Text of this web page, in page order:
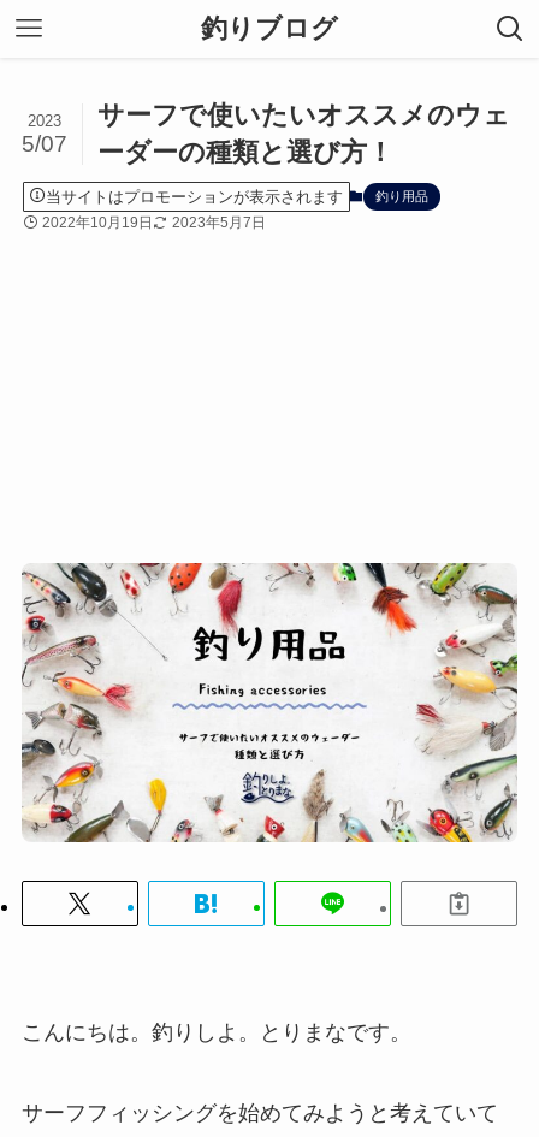
釣りブログ
サーフで使いたいオススメのウェ
ーダーの種類と選び方！
2023
5/07
当サイトはプロモーションが表示されます 釣り用品
2022年10月19日 2023年5月7日
こんにちは。釣りしよ。とりまなです。
サーフフィッシングを始めてみようと考えていて